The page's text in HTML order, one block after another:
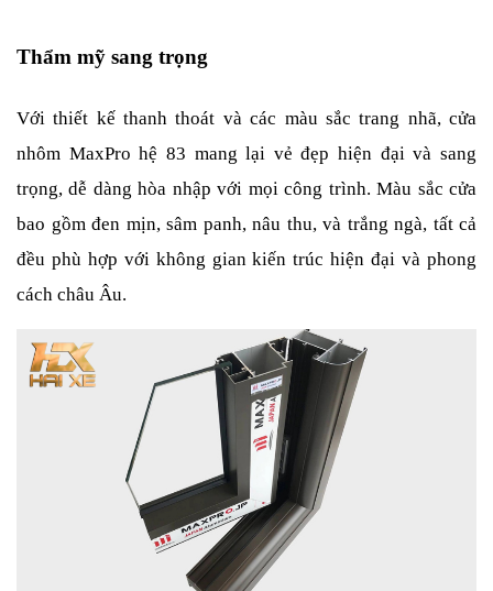
Thẩm mỹ sang trọng
Với thiết kế thanh thoát và các màu sắc trang nhã, cửa
nhôm MaxPro hệ 83 mang lại vẻ đẹp hiện đại và sang
trọng, dễ dàng hòa nhập với mọi công trình. Màu sắc cửa
bao gồm đen mịn, sâm panh, nâu thu, và trắng ngà, tất cả
đều phù hợp với không gian kiến trúc hiện đại và phong
cách châu Âu.